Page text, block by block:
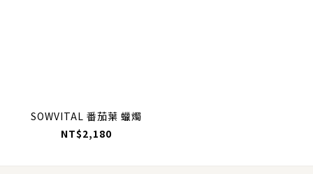
SOWVITAL 番茄葉 蠟燭
NT$2,180